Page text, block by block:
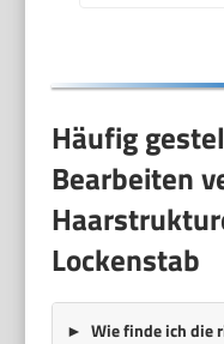
Häufig
Bearbeiten
Lockenstab
Wie finde ich die